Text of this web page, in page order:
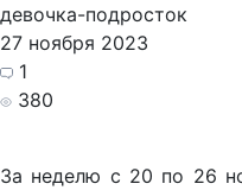
девочка-подросток
27 ноября 2023
1
380
За неделю с 20 по 26